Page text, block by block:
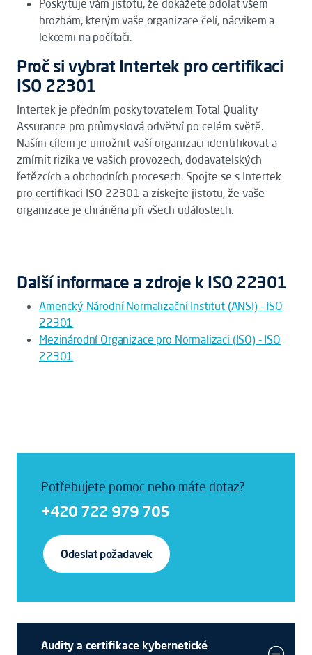
Poskytuje vám jistotu, že dokážete odolat všem
hrozbám, kterým vaše organizace čelí, nácvikem a
lekcemi na počítači.
Proč si vybrat Intertek pro certifikaci
ISO 22301
Intertek je předním poskytovatelem Total Quality
Assurance pro průmyslová odvětví po celém světě.
Naším cílem je umožnit vaší organizaci identifikovat a
zmírnit rizika ve vašich provozech, dodavatelských
řetězcích a obchodních procesech. Spojte se s Intertek
pro certifikaci ISO 22301 a získejte jistotu, že vaše
organizace je chráněna při všech událostech.
Další informace a zdroje k ISO 22301
Americký Národní Normalizační Institut (ANSI) - ISO
22301
Mezinárodní Organizace pro Normalizaci (ISO) - ISO
22301
Potřebujete pomoc nebo máte dotaz?
+420 722 979 705
Odeslat požadavek
Audity a certifikace kybernetické